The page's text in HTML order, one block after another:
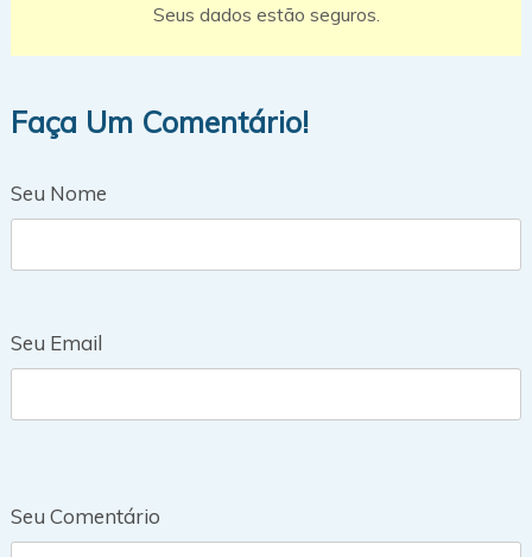
Seus dados estão seguros.
Faça Um Comentário!
Seu Nome
Seu Email
Seu Comentário